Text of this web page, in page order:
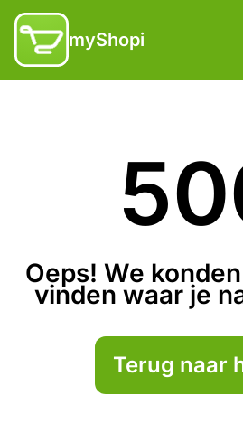
myShopi
Oeps! We
vinden waar je
Terug naar